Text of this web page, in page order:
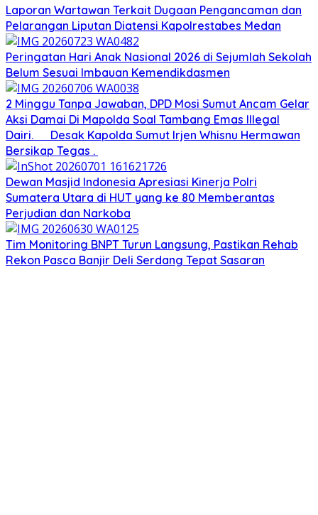
Laporan Wartawan Terkait Dugaan Pengancaman dan
Pelarangan Liputan Diatensi Kapolrestabes Medan
Peringatan Hari Anak Nasional 2026 di Sejumlah Sekolah
Belum Sesuai Imbauan Kemendikdasmen
2 Minggu Tanpa Jawaban, DPD Mosi Sumut Ancam Gelar
Aksi Damai Di Mapolda Soal Tambang Emas Illegal
Dairi. Desak Kapolda Sumut Irjen Whisnu Hermawan
Bersikap Tegas .
Dewan Masjid Indonesia Apresiasi Kinerja Polri
Sumatera Utara di HUT yang ke 80 Memberantas
Perjudian dan Narkoba
Tim Monitoring BNPT Turun Langsung, Pastikan Rehab
Rekon Pasca Banjir Deli Serdang Tepat Sasaran